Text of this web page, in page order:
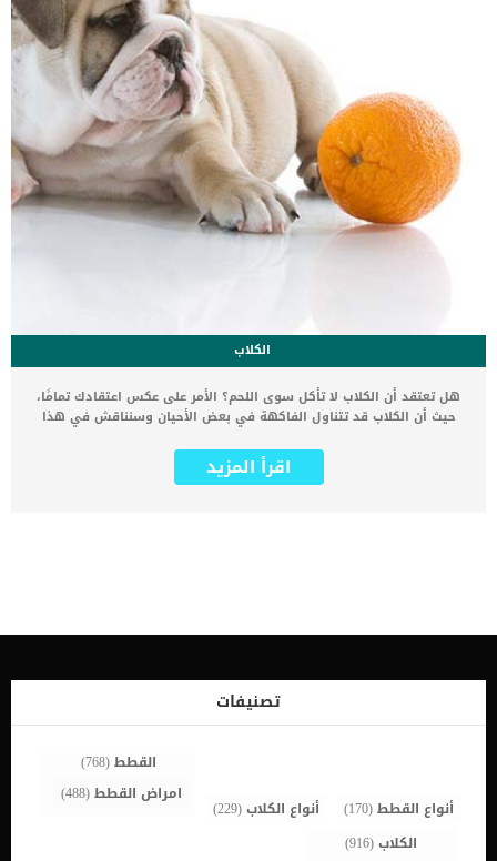
الكلاب
هل تعتقد أن الكلاب لا تأكل سوى اللحم؟ الأمر على عكس اعتقادك تمامًا،
حيث أن الكلاب قد تتناول الفاكهة في بعض الأحيان وسنناقش في هذا
الفواكه الصحية المعروفة التي تحب الكلاب تناولها، وهذه الفواكه تتمثل
في العنب البري والموز والتفاح. وعلى الرغم من إمكانية تناول الكلب لهذه
آمنة على صحة الكلاب أم يمكن للكلاب تناوله بأمان؟ هل يمكنك تقديم
أن تتناول البرتقال بشكل طبيعي دون حدوث أي مشاكل صحية لها. حيث
يكون البرتقال غني بالسكريات الطبيعية المغذية والممتلئة بالألياف الآمنة.
ولكن لابد من الحرص على تقديمه للكلاب بكميات مناسبة حتى لا يؤدي ذلك
اقرأ المزيد
تصنيفات
أنواع القطط(170) أنواع الكلاب(229)
القطط(768)
امراض القطط(488)
الكلاب(916)